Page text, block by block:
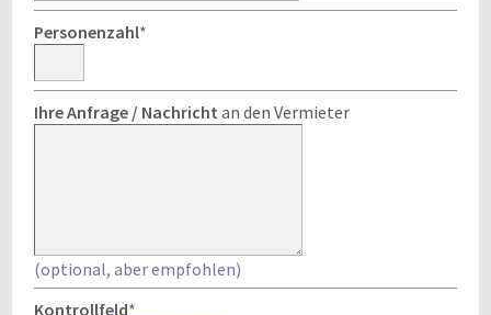
Personenzahl*
Ihre Anfrage / Nachricht an den Vermieter
(optional, aber empfohlen)
Kontrollfeld*